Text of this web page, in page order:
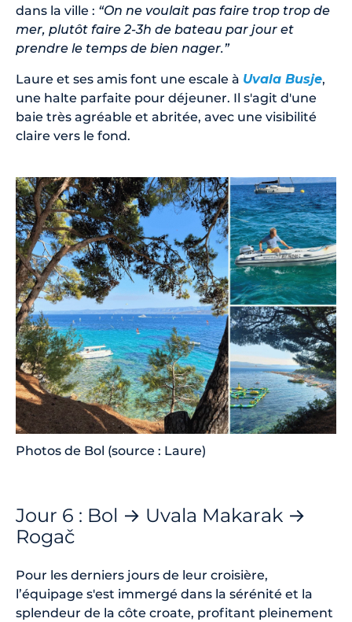
dans la ville : “On ne voulait pas faire trop trop de
mer, plutôt faire 2-3h de bateau par jour et
prendre le temps de bien nager.”
Laure et ses amis font une escale à Uvala Busje,
une halte parfaite pour déjeuner. Il s'agit d'une
baie très agréable et abritée, avec une visibilité
claire vers le fond.
Photos de Bol (source : Laure)
Jour 6 : Bol → Uvala Makarak →
Rogač
Pour les derniers jours de leur croisière,
l’équipage s'est immergé dans la sérénité et la
splendeur de la côte croate, profitant pleinement